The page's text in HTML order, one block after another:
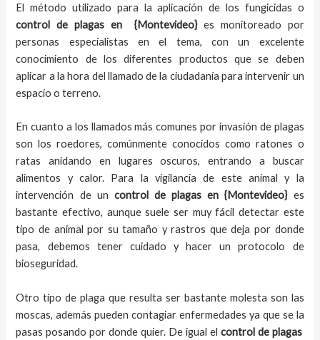
El método utilizado para la aplicación de los fungicidas o
control de plagas en{Montevideo}es monitoreado por
personas especialistas en el tema, con un excelente
conocimiento de los diferentes productos que se deben
aplicar a la hora del llamado de la ciudadanía para intervenir un
espacio o terreno.
En cuanto a los llamados más comunes por invasión de plagas
son los roedores, comúnmente conocidos como ratones o
ratas anidando en lugares oscuros, entrando a buscar
alimentos y calor. Para la vigilancia de este animal y la
intervención de un control de plagas en {Montevideo} es
bastante efectivo, aunque suele ser muy fácil detectar este
tipo de animal por su tamaño y rastros que deja por donde
pasa, debemos tener cuidado y hacer un protocolo de
bioseguridad.
Otro tipo de plaga que resulta ser bastante molesta son las
moscas, además pueden contagiar enfermedades ya que se la
pasas posando por donde quier. De igual el control de plagas